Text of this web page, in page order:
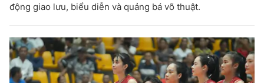
động giao lưu, biểu diễn và quảng bá võ thuật.